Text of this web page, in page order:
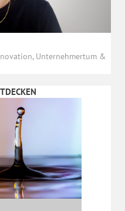
Unternehmertum &